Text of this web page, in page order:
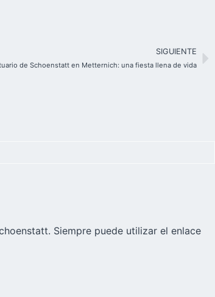
SIGUIENTE
de Schoenstatt en Metternich: una fiesta llena de vida
Siempre puede utilizar el enlace